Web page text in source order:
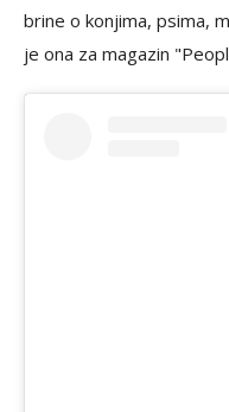
brine o konjima, psima,
je ona za magazin